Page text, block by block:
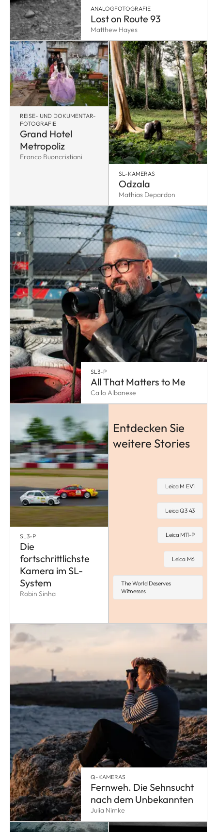
ANALOGFOTOGRAFIE
Lost on Route 93
Matthew Hayes
REISE- UND DOKUMENTAR-
FOTOGRAFIE
Grand Hotel
Metropoliz
Franco Buoncristiani
SL-KAMERAS
Odzala
Mathias Depardon
SL3-P
All That Matters to Me
Callo Albanese
SL3-P
Die
fortschrittlichste
Kamera im SL-
System
Robin Sinha
Entdecken Sie
weitere Stories
Leica M EV1
Leica Q3 43
Leica M11-P
Leica M6
The World Deserves
Witnesses
Q-KAMERAS
Fernweh. Die Sehnsucht
nach dem Unbekannten
Julia Nimke